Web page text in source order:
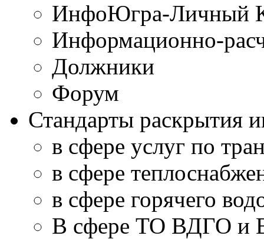
ИнфоЮгра-Личный
Информационно-
Должники
Форум
Стандарты раскрытия
в сфере услуг по
в сфере
в сфере горячего
В сфере ТО ВДГО и